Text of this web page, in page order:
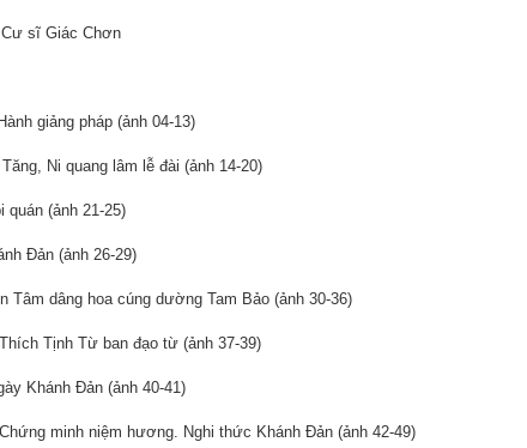
sĩ Giác Chơn
giảng pháp (ảnh 04-13)
Ni quang lâm lễ đài (ảnh 14-20)
(ảnh 21-25)
Đản (ảnh 26-29)
Tâm dâng hoa cúng dường Tam Bảo (ảnh 30-36)
Tịnh Từ ban đạo từ (ảnh 37-39)
Khánh Đản (ảnh 40-41)
minh niệm hương. Nghi thức Khánh Đản (ảnh 42-49)